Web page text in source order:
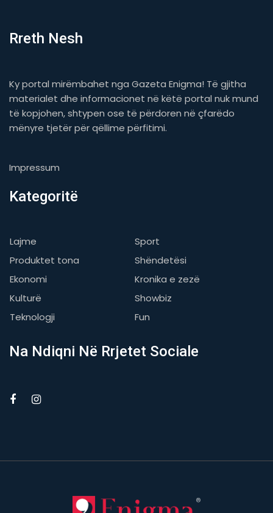
Rreth Nesh
Ky portal mirëmbahet nga Gazeta Enigma! Të gjitha
materialet dhe informacionet në këtë portal nuk mund
të kopjohen, shtypen ose të përdoren në çfarëdo
mënyre tjetër për qëllime përfitimi.
Impressum
Kategoritë
Lajme
Sport
Produktet tona
Shëndetësi
Ekonomi
Kronika e zezë
Kulturë
Showbiz
Teknologji
Fun
Na Ndiqni Në Rrjetet Sociale